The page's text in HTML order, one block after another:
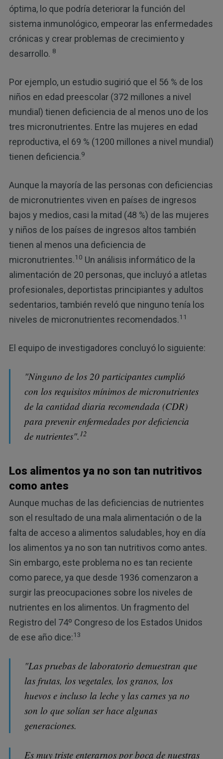
óptima, lo que podría deteriorar la función del
sistema inmunológico, empeorar las enfermedades
crónicas y crear problemas de crecimiento y
desarrollo. 8
Por ejemplo, un estudio sugirió que el 56 % de los
niños en edad preescolar (372 millones a nivel
mundial) tienen deficiencia de al menos uno de los
tres micronutrientes. Entre las mujeres en edad
reproductiva, el 69 % (1200 millones a nivel mundial)
tienen deficiencia.9
Aunque la mayoría de las personas con deficiencias
de micronutrientes viven en países de ingresos
bajos y medios, casi la mitad (48 %) de las mujeres
y niños de los países de ingresos altos también
tienen al menos una deficiencia de
micronutrientes.10 Un análisis informático de la
alimentación de 20 personas, que incluyó a atletas
profesionales, deportistas principiantes y adultos
sedentarios, también reveló que ninguno tenía los
niveles de micronutrientes recomendados.11
El equipo de investigadores concluyó lo siguiente:
"Ninguno de los 20 participantes cumplió
con los requisitos mínimos de micronutrientes
de la cantidad diaria recomendada (CDR)
para prevenir enfermedades por deficiencia
de nutrientes".12
Los alimentos ya no son tan nutritivos
como antes
Aunque muchas de las deficiencias de nutrientes
son el resultado de una mala alimentación o de la
falta de acceso a alimentos saludables, hoy en día
los alimentos ya no son tan nutritivos como antes.
Sin embargo, este problema no es tan reciente
como parece, ya que desde 1936 comenzaron a
surgir las preocupaciones sobre los niveles de
nutrientes en los alimentos. Un fragmento del
Registro del 74º Congreso de los Estados Unidos
de ese año dice:13
"Las pruebas de laboratorio demuestran que
las frutas, los vegetales, los granos, los
huevos e incluso la leche y las carnes ya no
son lo que solían ser hace algunas
generaciones.
Es muy triste enterarnos por boca de nuestras